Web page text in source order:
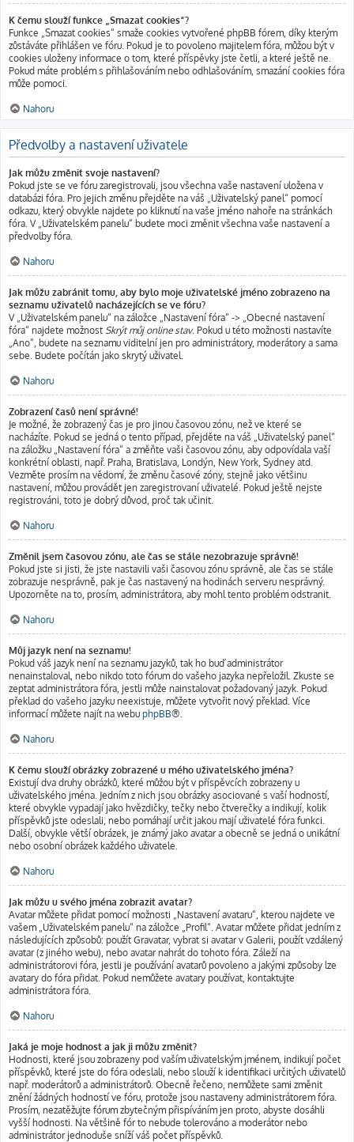
K čemu slouží funkce „Smazat cookies“?
Funkce „Smazat cookies“ smaže cookies vytvořené phpBB fórem, díky kterým
zůstáváte přihlášen ve fóru. Pokud je to povoleno majitelem fóra, můžou být v
cookies uloženy informace o tom, které příspěvky jste četli, a které ještě ne.
Pokud máte problém s přihlašováním nebo odhlašováním, smazání cookies fóra
může pomoci.
Nahoru
Předvolby a nastavení uživatele
Jak můžu změnit svoje nastavení?
Pokud jste se ve fóru zaregistrovali, jsou všechna vaše nastavení uložena v
databázi fóra. Pro jejich změnu přejděte na váš „Uživatelský panel“ pomocí
odkazu, který obvykle najdete po kliknutí na vaše jméno nahoře na stránkách
fóra. V „Uživatelském panelu“ budete moci změnit všechna vaše nastavení a
předvolby fóra.
Nahoru
Jak můžu zabránit tomu, aby bylo moje uživatelské jméno zobrazeno na
seznamu uživatelů nacházejících se ve fóru?
V „Uživatelském panelu“ na záložce „Nastavení fóra“ -> „Obecné nastavení
fóra“ najdete možnost Skrýt můj online stav. Pokud u této možnosti nastavíte
„Ano“, budete na seznamu viditelní jen pro administrátory, moderátory a sama
sebe. Budete počítán jako skrytý uživatel.
Nahoru
Zobrazení časů není správné!
Je možné, že zobrazený čas je pro jinou časovou zónu, než ve které se
nacházíte. Pokud se jedná o tento případ, přejděte na váš „Uživatelský panel“
na záložku „Nastavení fóra“ a změňte vaši časovou zónu, aby odpovídala vaší
konkrétní oblasti, např. Praha, Bratislava, Londýn, New York, Sydney atd.
Vezměte prosím na vědomí, že změnu časové zóny, stejně jako většinu
nastavení, můžou provádět jen zaregistrovaní uživatelé. Pokud ještě nejste
registrováni, toto je dobrý důvod, proč tak učinit.
Nahoru
Změnil jsem časovou zónu, ale čas se stále nezobrazuje správně!
Pokud jste si jisti, že jste nastavili vaši časovou zónu správně, ale čas se stále
zobrazuje nesprávně, pak je čas nastavený na hodinách serveru nesprávný.
Upozorněte na to, prosím, administrátora, aby mohl tento problém odstranit.
Nahoru
Můj jazyk není na seznamu!
Pokud váš jazyk není na seznamu jazyků, tak ho buď administrátor
nenainstaloval, nebo nikdo toto fórum do vašeho jazyka nepřeložil. Zkuste se
zeptat administrátora fóra, jestli může nainstalovat požadovaný jazyk. Pokud
překlad do vašeho jazyku neexistuje, můžete vytvořit nový překlad. Více
informací můžete najít na webu phpBB®.
Nahoru
K čemu slouží obrázky zobrazené u mého uživatelského jména?
Existují dva druhy obrázků, které můžou být v příspěvcích zobrazeny u
uživatelského jména. Jedním z nich jsou obrázky asociované s vaší hodností,
které obvykle vypadají jako hvězdičky, tečky nebo čtverečky a indikují, kolik
příspěvků jste odeslali, nebo pomáhají určit jakou mají uživatelé fóra funkci.
Další, obvykle větší obrázek, je známý jako avatar a obecně se jedná o unikátní
nebo osobní obrázek každého uživatele.
Nahoru
Jak můžu u svého jména zobrazit avatar?
Avatar můžete přidat pomocí možnosti „Nastavení avataru“, kterou najdete ve
vašem „Uživatelském panelu“ na záložce „Profil“. Avatar můžete přidat jedním z
následujících způsobů: použít Gravatar, vybrat si avatar v Galerii, použít vzdálený
avatar (z jiného webu), nebo avatar nahrát do tohoto fóra. Záleží na
administrátorovi fóra, jestli je používání avatarů povoleno a jakými způsoby lze
avatary do fóra přidat. Pokud nemůžete avatary používat, kontaktujte
administrátora fóra.
Nahoru
Jaká je moje hodnost a jak ji můžu změnit?
Hodnosti, které jsou zobrazeny pod vaším uživatelským jménem, indikují počet
příspěvků, které jste do fóra odeslali, nebo slouží k identifikaci určitých uživatelů
např. moderátorů a administrátorů. Obecně řečeno, nemůžete sami změnit
znění žádných hodností ve fóru, protože jsou nastaveny administrátorem fóra.
Prosím, nezatěžujte fórum zbytečným přispíváním jen proto, abyste dosáhli
vyšší hodnosti. Na většině fór to nebude tolerováno a moderátor nebo
administrátor jednoduše sníží váš počet příspěvků.